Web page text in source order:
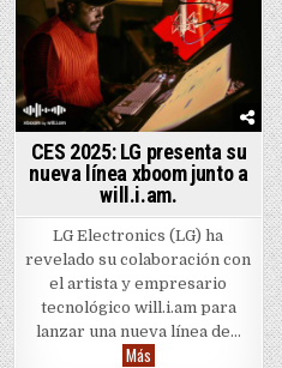
Posted in
CES 2025: LG presenta su
nueva línea xboom junto a
will.i.am.
LG Electronics (LG) ha
revelado su colaboración con
el artista y empresario
tecnológico will.i.am para
lanzar una nueva línea de…
MásCES 2025: LG